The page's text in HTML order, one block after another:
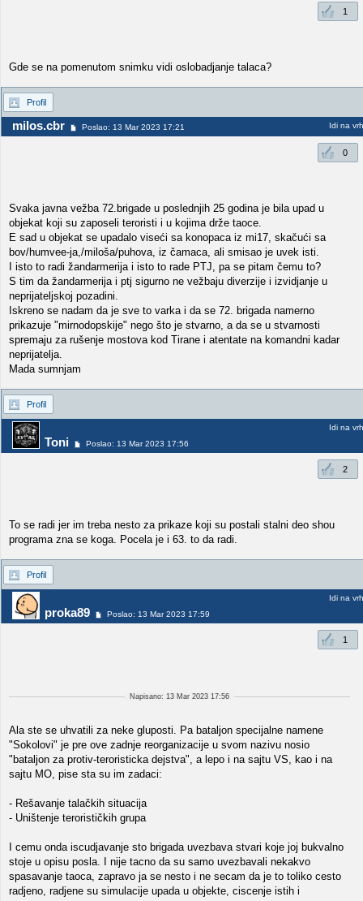
1
Gde se na pomenutom snimku vidi oslobadjanje talaca?
Profil
milos.cbr Poslao: 13 Mar 2023 17:21 Idi na vrh
0
Svaka javna vežba 72.brigade u poslednjih 25 godina je bila upad u
objekat koji su zaposeli teroristi i u kojima drže taoce.
E sad u objekat se upadalo viseći sa konopaca iz mi17, skačući sa
bov/humvee-ja,/miloša/puhova, iz čamaca, ali smisao je uvek isti.
I isto to radi žandarmerija i isto to rade PTJ, pa se pitam čemu to?
S tim da žandarmerija i ptj sigurno ne vežbaju diverzije i izvidjanje u
neprijateljskoj pozadini.
Iskreno se nadam da je sve to varka i da se 72. brigada namerno
prikazuje "mirnodopskije" nego što je stvarno, a da se u stvarnosti
spremaju za rušenje mostova kod Tirane i atentate na komandni kadar
neprijatelja.
Mada sumnjam
Profil
Toni Poslao: 13 Mar 2023 17:56
Idi na vrh
2
To se radi jer im treba nesto za prikaze koji su postali stalni deo shou
programa zna se koga. Pocela je i 63. to da radi.
Profil
proka89 Poslao: 13 Mar 2023 17:59
Idi na vrh
1
Napisano: 13 Mar 2023 17:56
Ala ste se uhvatili za neke gluposti. Pa bataljon specijalne namene
"Sokolovi" je pre ove zadnje reorganizacije u svom nazivu nosio
"bataljon za protiv-teroristicka dejstva", a lepo i na sajtu VS, kao i na
sajtu MO, pise sta su im zadaci:
- Rešavanje talačkih situacija
- Uništenje terorističkih grupa
I cemu onda iscudjavanje sto brigada uvezbava stvari koje joj bukvalno
stoje u opisu posla. I nije tacno da su samo uvezbavali nekakvo
spasavanje taoca, zapravo ja se nesto i ne secam da je to toliko cesto
radjeno, radjene su simulacije upada u objekte, ciscenje istih i